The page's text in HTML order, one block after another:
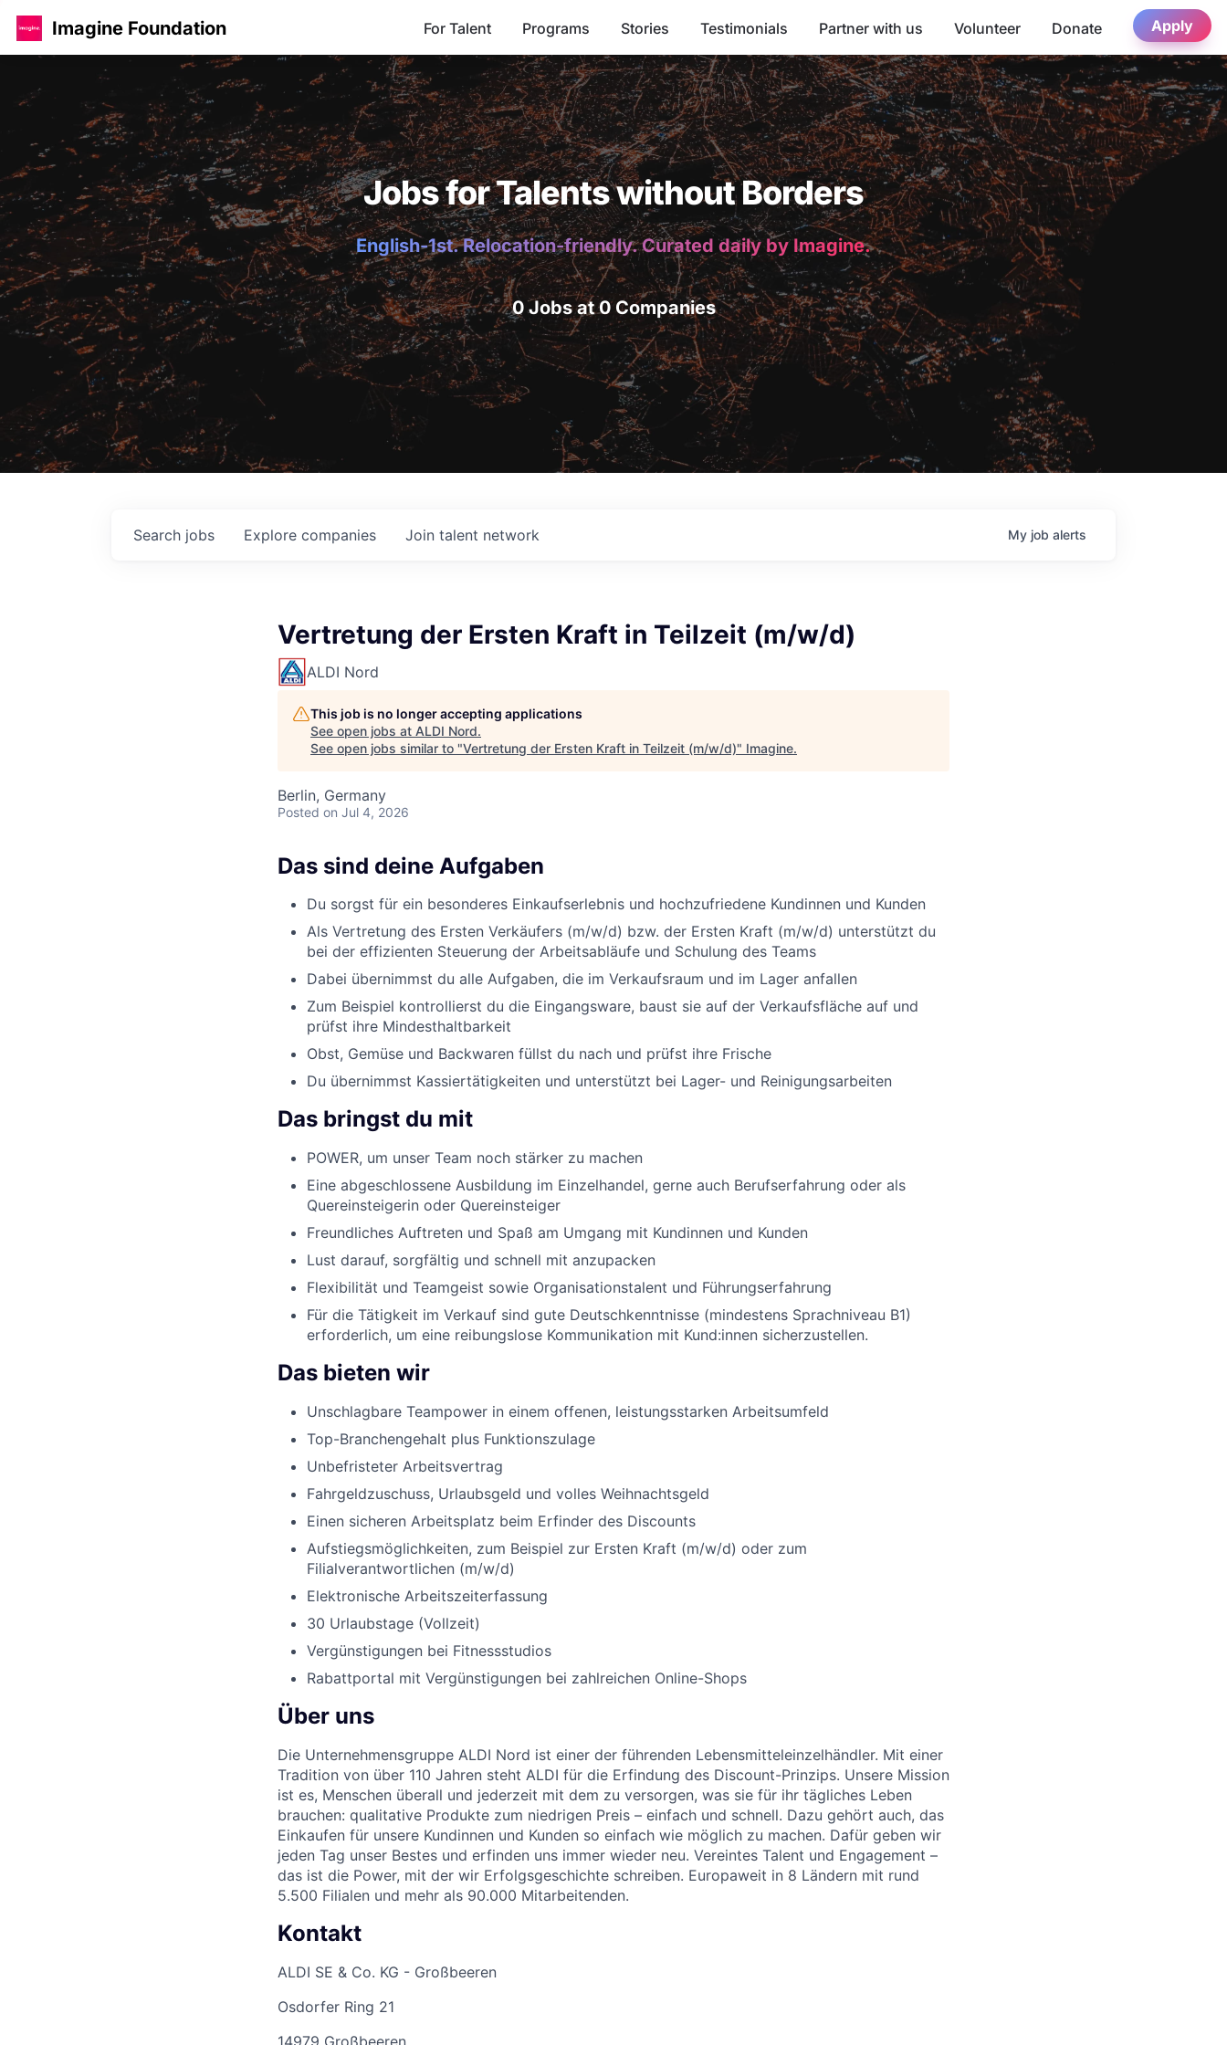
Imagine Foundation For Talent Programs Stories Testimonials Partner with us Volunteer Donate Apply
Jobs for Talents without Borders
English-1st. Relocation-friendly. Curated daily by Imagine.
0 Jobs at 0 Companies
Search jobs Explore companies Join talent network My job alerts
Vertretung der Ersten Kraft in Teilzeit (m/w/d)
ALDI Nord
This job is no longer accepting applications
See open jobs at ALDI Nord.
See open jobs similar to "Vertretung der Ersten Kraft in Teilzeit (m/w/d)" Imagine.
Berlin, Germany
Posted on Jul 4, 2026
Das sind deine Aufgaben
Du sorgst für ein besonderes Einkaufserlebnis und hochzufriedene Kundinnen und Kunden
Als Vertretung des Ersten Verkäufers (m/w/d) bzw. der Ersten Kraft (m/w/d) unterstützt du
bei der effizienten Steuerung der Arbeitsabläufe und Schulung des Teams
Dabei übernimmst du alle Aufgaben, die im Verkaufsraum und im Lager anfallen
Zum Beispiel kontrollierst du die Eingangsware, baust sie auf der Verkaufsfläche auf und
prüfst ihre Mindesthaltbarkeit
Obst, Gemüse und Backwaren füllst du nach und prüfst ihre Frische
Du übernimmst Kassiertätigkeiten und unterstützt bei Lager- und Reinigungsarbeiten
Das bringst du mit
POWER, um unser Team noch stärker zu machen
Eine abgeschlossene Ausbildung im Einzelhandel, gerne auch Berufserfahrung oder als
Quereinsteigerin oder Quereinsteiger
Freundliches Auftreten und Spaß am Umgang mit Kundinnen und Kunden
Lust darauf, sorgfältig und schnell mit anzupacken
Flexibilität und Teamgeist sowie Organisationstalent und Führungserfahrung
Für die Tätigkeit im Verkauf sind gute Deutschkenntnisse (mindestens Sprachniveau B1)
erforderlich, um eine reibungslose Kommunikation mit Kund:innen sicherzustellen.
Das bieten wir
Unschlagbare Teampower in einem offenen, leistungsstarken Arbeitsumfeld
Top-Branchengehalt plus Funktionszulage
Unbefristeter Arbeitsvertrag
Fahrgeldzuschuss, Urlaubsgeld und volles Weihnachtsgeld
Einen sicheren Arbeitsplatz beim Erfinder des Discounts
Aufstiegsmöglichkeiten, zum Beispiel zur Ersten Kraft (m/w/d) oder zum
Filialverantwortlichen (m/w/d)
Elektronische Arbeitszeiterfassung
30 Urlaubstage (Vollzeit)
Vergünstigungen bei Fitnessstudios
Rabattportal mit Vergünstigungen bei zahlreichen Online-Shops
Über uns
Die Unternehmensgruppe ALDI Nord ist einer der führenden Lebensmitteleinzelhändler. Mit einer
Tradition von über 110 Jahren steht ALDI für die Erfindung des Discount-Prinzips. Unsere Mission
ist es, Menschen überall und jederzeit mit dem zu versorgen, was sie für ihr tägliches Leben
brauchen: qualitative Produkte zum niedrigen Preis – einfach und schnell. Dazu gehört auch, das
Einkaufen für unsere Kundinnen und Kunden so einfach wie möglich zu machen. Dafür geben wir
jeden Tag unser Bestes und erfinden uns immer wieder neu. Vereintes Talent und Engagement –
das ist die Power, mit der wir Erfolgsgeschichte schreiben. Europaweit in 8 Ländern mit rund
5.500 Filialen und mehr als 90.000 Mitarbeitenden.
Kontakt
ALDI SE & Co. KG - Großbeeren
Osdorfer Ring 21
14979 Großbeeren